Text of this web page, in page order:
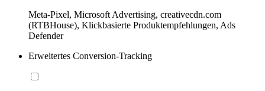
Meta-Pixel, Microsoft Advertising, creativecdn.com
(RTBHouse), Klickbasierte Produktempfehlungen, Ads
Defender
Erweitertes Conversion-Tracking